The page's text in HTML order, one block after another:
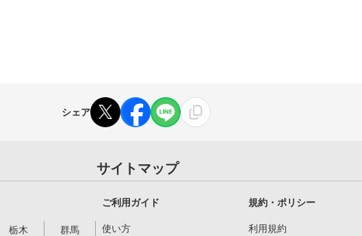
シェア
栃木
群馬
サイトマップ
ご利用ガイド
使い方
規約・ポリシー
利用規約